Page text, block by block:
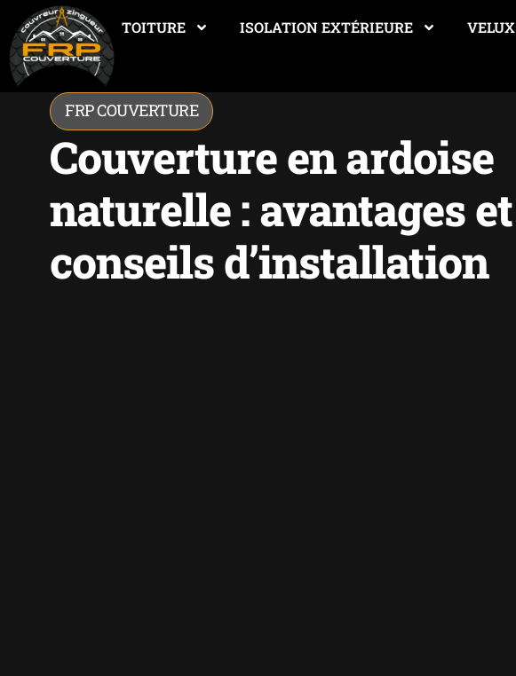
TOITURE ISOLATION EXTÉRIEURE VELUX
FRP COUVERTURE
Couverture en ardoise
naturelle : avantages et
conseils d’installation